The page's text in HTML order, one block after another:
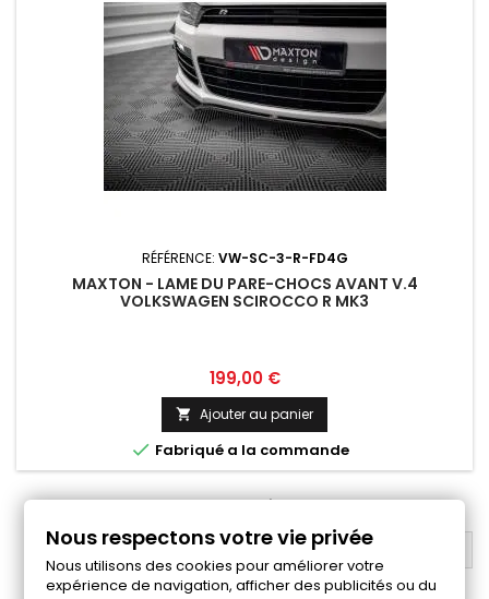
RÉFÉRENCE: VW-SC-3-R-FD4G
MAXTON - LAME DU PARE-CHOCS AVANT V.4
VOLKSWAGEN SCIROCCO R MK3
Prix
199,00 €
 Ajouter au panier
 Fabriqué a la commande
1 2 3 Suivant
RETOUR EN HAUT
Nous respectons votre vie privée
Nous utilisons des cookies pour améliorer votre
expérience de navigation, afficher des publicités ou du